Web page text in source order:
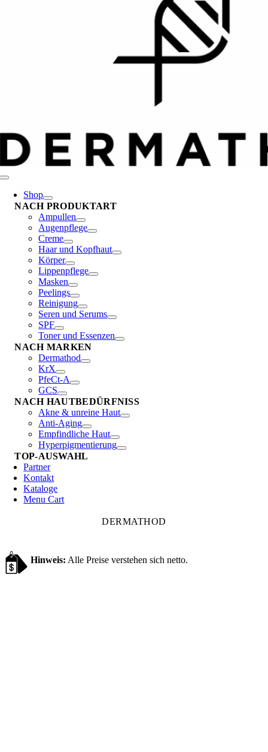
Toggle
Navigation
Shop
NACH PRODUKTART
Ampullen
Augenpflege
Creme
Haar und Kopfhaut
Körper
Lippenpflege
Masken
Peelings
Reinigung
Seren und Serums
SPF
Toner und Essenzen
NACH MARKEN
Dermathod
KrX
PfeCt-A
GCS
NACH HAUTBEDÜRFNISS
Akne & unreine Haut
Anti-Aging
Empfindliche Haut
Hyperpigmentierung
TOP-AUSWAHL
Partner
Kontakt
Kataloge
Menu Cart
DERMATHOD
Hinweis: Alle Preise verstehen sich netto.